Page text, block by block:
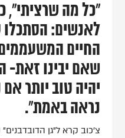
"כל מה שרציתי",
לאנשים:
החיים
שאם יבינו זאת-
יהיה טוב יותר
נראה באמת".
צ'כוב קרא ל"גן